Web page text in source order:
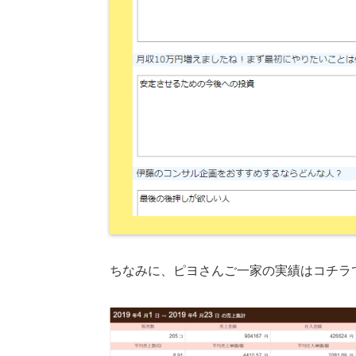
ちなみに、ピヨさんご一家の実績はコチラ